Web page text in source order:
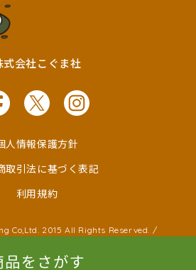
式会社こぐま社
人情報保護方針
取引法に基づく表記
利用規約
Co,Ltd. 2015 All Rights Reserved. /
Nishimaki ©Taro Miura